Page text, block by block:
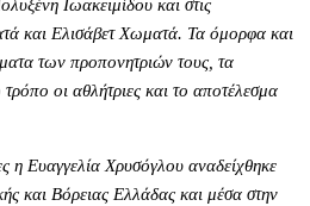
Ιωακειμίδου και στις
και Ελισάβετ Χωματά. Τα όμορφα και
των προπονητριών τους, τα
οι αθλήτριες και το αποτέλεσμα
η Ευαγγελία Χρυσόγλου αναδείχθηκε
και Βόρειας Ελλάδας και μέσα στην